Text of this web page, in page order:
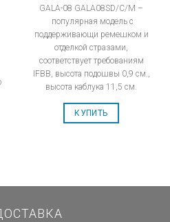
GALA-08 GALA08SD/C/M –
популярная модель с
поддерживающи ремешком и
отделкой стразами,
соответствует требованиям
IFBB, высота подошвы 0,9 см.,
высота каблука 11,5 см.
КУПИТЬ